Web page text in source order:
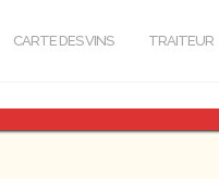
CARTE DES VINS TRAITEUR